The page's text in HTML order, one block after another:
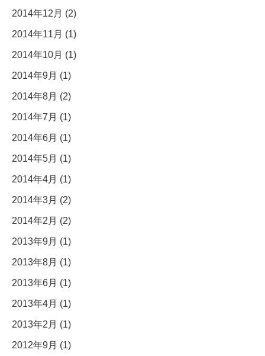
2014年12月 (2)
2014年11月 (1)
2014年10月 (1)
2014年9月 (1)
2014年8月 (2)
2014年7月 (1)
2014年6月 (1)
2014年5月 (1)
2014年4月 (1)
2014年3月 (2)
2014年2月 (2)
2013年9月 (1)
2013年8月 (1)
2013年6月 (1)
2013年4月 (1)
2013年2月 (1)
2012年9月 (1)